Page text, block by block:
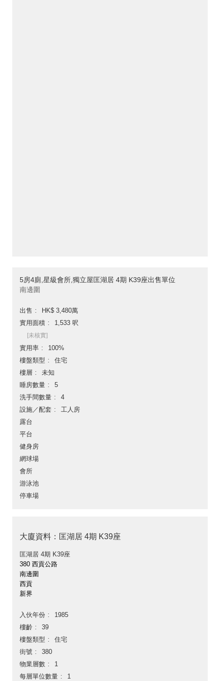
5房4廁,星級會所,獨立屋匡湖居 4期 K39座出售單位
南邊圍
出售
HK$ 3,480萬
實用面積
1,533 呎
[未核實]
實用率
100%
樓盤類型
住宅
樓層
未知
睡房數量
5
洗手間數量
4
設施／配套
工人房
露台
平台
健身房
網球場
會所
游泳池
停車場
大廈資料：匡湖居 4期 K39座
匡湖居 4期 K39座
380 西貢公路
南邊圍
西貢
新界
入伙年份
1985
樓齡
39
樓盤類型
住宅
街號
380
物業層數
1
每層單位數量
1